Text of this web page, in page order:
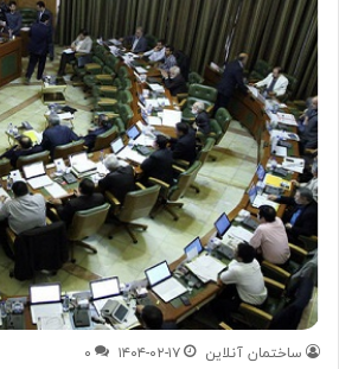
ساختمان آنلاین ۱۴۰۴-۰۲-۱۷ ۰